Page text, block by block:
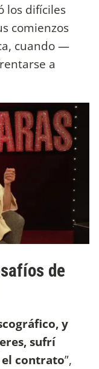
los difíciles
comienzos
cuando —
a
de
y
sufrí
el contrato”,